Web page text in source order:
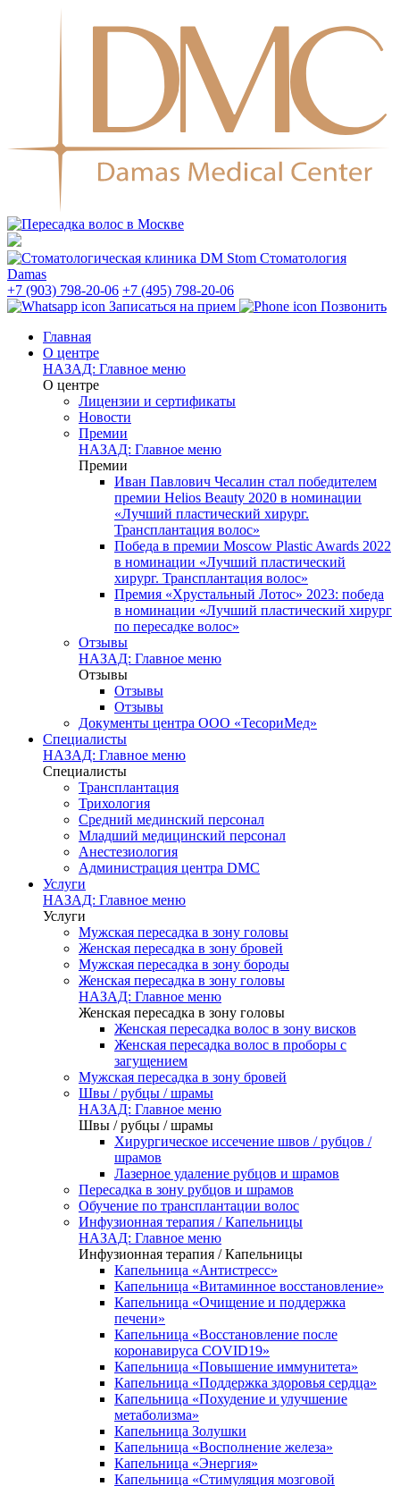
Стоматология
Damas
+7 (903) 798-20-06 +7 (495) 798-20-06
Записаться на прием
Позвонить
Главная
О центре
НАЗАД: Главное меню
О центре
Лицензии и сертификаты
Новости
Премии
НАЗАД: Главное меню
Премии
Иван Павлович Чесалин стал победителем
премии Helios Beauty 2020 в номинации
«Лучший пластический хирург.
Трансплантация волос»
Победа в премии Moscow Plastic Awards 2022
в номинации «Лучший пластический
хирург. Трансплантация волос»
Премия «Хрустальный Лотос» 2023: победа
в номинации «Лучший пластический хирург
по пересадке волос»
Отзывы
НАЗАД: Главное меню
Отзывы
Отзывы
Отзывы
Документы центра ООО «ТесориМед»
Специалисты
НАЗАД: Главное меню
Специалисты
Трансплантация
Трихология
Средний мединский персонал
Младший медицинский персонал
Анестезиология
Администрация центра DMC
Услуги
НАЗАД: Главное меню
Услуги
Мужская пересадка в зону головы
Женская пересадка в зону бровей
Мужская пересадка в зону бороды
Женская пересадка в зону головы
НАЗАД: Главное меню
Женская пересадка в зону головы
Женская пересадка волос в зону висков
Женская пересадка волос в проборы с
загущением
Мужская пересадка в зону бровей
Швы / рубцы / шрамы
НАЗАД: Главное меню
Швы / рубцы / шрамы
Хирургическое иссечение швов / рубцов /
шрамов
Лазерное удаление рубцов и шрамов
Пересадка в зону рубцов и шрамов
Обучение по трансплантации волос
Инфузионная терапия / Капельницы
НАЗАД: Главное меню
Инфузионная терапия / Капельницы
Капельница «Антистресс»
Капельница «Витаминное восстановление»
Капельница «Очищение и поддержка
печени»
Капельница «Восстановление после
коронавируса COVID19»
Капельница «Повышение иммунитета»
Капельница «Поддержка здоровья сердца»
Капельница «Похудение и улучшение
метаболизма»
Капельница Золушки
Капельница «Восполнение железа»
Капельница «Энергия»
Капельница «Стимуляция мозговой